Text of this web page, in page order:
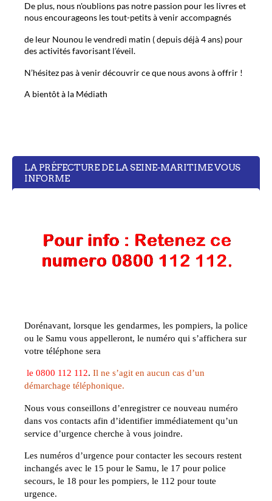
De plus, nous n'oublions pas notre passion pour les livres et
nous encourageons les tout-petits à venir accompagnés
de leur Nounou le vendredi matin ( depuis déjà 4 ans) pour
des activités favorisant l’éveil.
N’hésitez pas à venir découvrir ce que nous avons à offrir !
A bientôt à la Médiath
LA PRÉFECTURE DE LA SEINE-MARITIME VOUS
INFORME
Dorénavant, lorsque les gendarmes, les pompiers, la police
ou le Samu vous appelleront, le numéro qui s’affichera sur
votre téléphone sera
le 0800 112 112. Il ne s’agit en aucun cas d’un
démarchage téléphonique.
Nous vous conseillons d’enregistrer ce nouveau numéro
dans vos contacts afin d’identifier immédiatement qu’un
service d’urgence cherche à vous joindre.
Les numéros d’urgence pour contacter les secours restent
inchangés avec le 15 pour le Samu, le 17 pour police
secours, le 18 pour les pompiers, le 112 pour toute
urgence.